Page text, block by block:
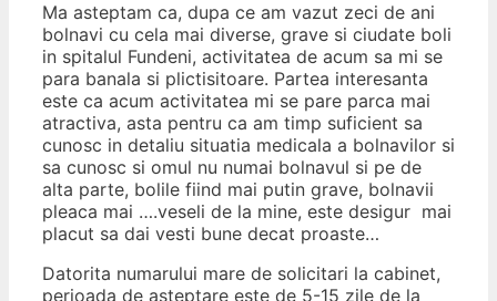
Ma asteptam ca, dupa ce am vazut zeci de ani
bolnavi cu cela mai diverse, grave si ciudate boli
in spitalul Fundeni, activitatea de acum sa mi se
para banala si plictisitoare. Partea interesanta
este ca acum activitatea mi se pare parca mai
atractiva, asta pentru ca am timp suficient sa
cunosc in detaliu situatia medicala a bolnavilor si
sa cunosc si omul nu numai bolnavul si pe de
alta parte, bolile fiind mai putin grave, bolnavii
pleaca mai ….veseli de la mine, este desigur mai
placut sa dai vesti bune decat proaste…
Datorita numarului mare de solicitari la cabinet,
perioada de asteptare este de 5-15 zile de la